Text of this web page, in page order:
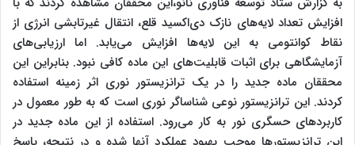
افزایش تعداد لایه‌های نازک دی‌اکسید قلع، انتقال غیرتابشی انرژی از
نقاط کوانتومی به این لایه‌ها افزایش می‌یابد. اما ارزیابی‌های
آزمایشگاهی برای اثبات قابلیت‌های این ماده کافی نبود. بنابراین این
محققان ماده جدید را در یک ترانزیستور نوری اثر زمینه استفاده
کردند. این ترانزیستور نوعی شناساگر نوری است که به طور معمول در
کاربردهای حسگری نور به کار می‌رود. استفاده از این ماده جدید در